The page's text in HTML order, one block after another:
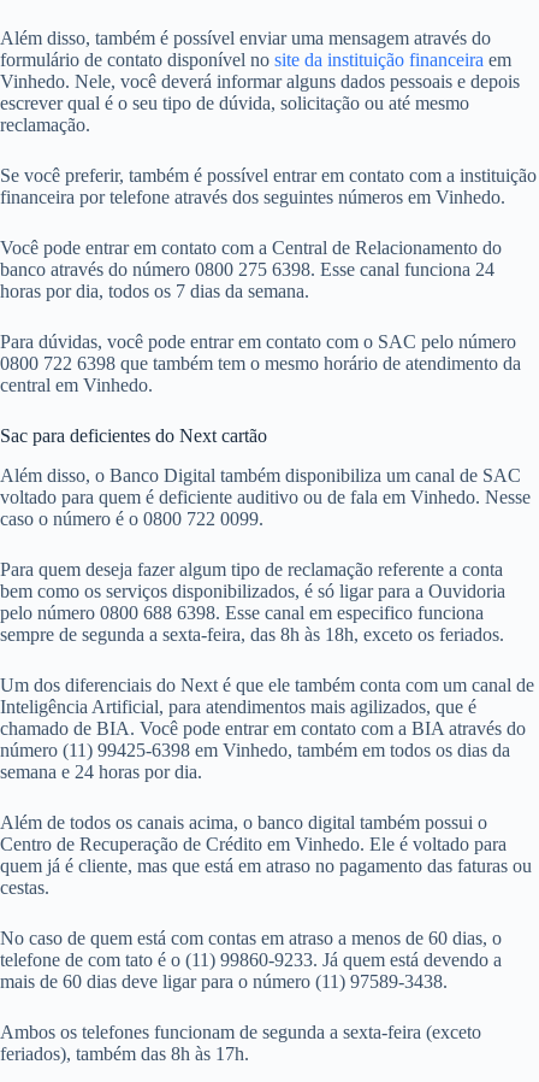
Além disso, também é possível enviar uma mensagem através do
formulário de contato disponível no site da instituição financeira em
Vinhedo. Nele, você deverá informar alguns dados pessoais e depois
escrever qual é o seu tipo de dúvida, solicitação ou até mesmo
reclamação.
Se você preferir, também é possível entrar em contato com a instituição
financeira por telefone através dos seguintes números em Vinhedo.
Você pode entrar em contato com a Central de Relacionamento do
banco através do número 0800 275 6398. Esse canal funciona 24
horas por dia, todos os 7 dias da semana.
Para dúvidas, você pode entrar em contato com o SAC pelo número
0800 722 6398 que também tem o mesmo horário de atendimento da
central em Vinhedo.
Sac para deficientes do Next cartão
Além disso, o Banco Digital também disponibiliza um canal de SAC
voltado para quem é deficiente auditivo ou de fala em Vinhedo. Nesse
caso o número é o 0800 722 0099.
Para quem deseja fazer algum tipo de reclamação referente a conta
bem como os serviços disponibilizados, é só ligar para a Ouvidoria
pelo número 0800 688 6398. Esse canal em especifico funciona
sempre de segunda a sexta-feira, das 8h às 18h, exceto os feriados.
Um dos diferenciais do Next é que ele também conta com um canal de
Inteligência Artificial, para atendimentos mais agilizados, que é
chamado de BIA. Você pode entrar em contato com a BIA através do
número (11) 99425-6398 em Vinhedo, também em todos os dias da
semana e 24 horas por dia.
Além de todos os canais acima, o banco digital também possui o
Centro de Recuperação de Crédito em Vinhedo. Ele é voltado para
quem já é cliente, mas que está em atraso no pagamento das faturas ou
cestas.
No caso de quem está com contas em atraso a menos de 60 dias, o
telefone de com tato é o (11) 99860-9233. Já quem está devendo a
mais de 60 dias deve ligar para o número (11) 97589-3438.
Ambos os telefones funcionam de segunda a sexta-feira (exceto
feriados), também das 8h às 17h.